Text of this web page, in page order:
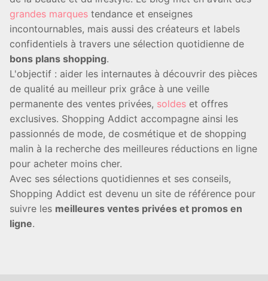
grandes marques tendance et enseignes
incontournables, mais aussi des créateurs et labels
confidentiels à travers une sélection quotidienne de
bons plans shopping.
L'objectif : aider les internautes à découvrir des pièces
de qualité au meilleur prix grâce à une veille
permanente des ventes privées, soldes et offres
exclusives. Shopping Addict accompagne ainsi les
passionnés de mode, de cosmétique et de shopping
malin à la recherche des meilleures réductions en ligne
pour acheter moins cher.
Avec ses sélections quotidiennes et ses conseils,
Shopping Addict est devenu un site de référence pour
suivre les meilleures ventes privées et promos en
ligne.